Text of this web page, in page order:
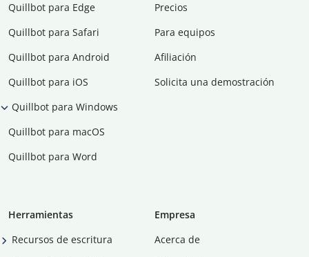
Quillbot para Edge
Quillbot para Safari
Quillbot para Android
Quillbot para iOS
Quillbot para Windows
Quillbot para macOS
Quillbot para Word
Precios
Para equipos
Afiliación
Solicita una demostración
Herramientas
Recursos de escritura
Empresa
Acerca de